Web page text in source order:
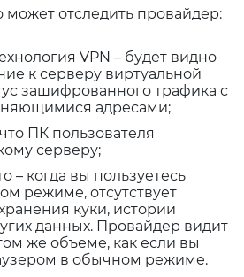
может отследить провайдер:
VPN – будет видно
к серверу виртуальной
зашифрованного трафика с
адресами;
ПК пользователя
серверу;
– когда вы пользуетесь
режиме, отсутствует
куки, истории
данных. Провайдер видит
же объеме, как если вы
в обычном режиме.